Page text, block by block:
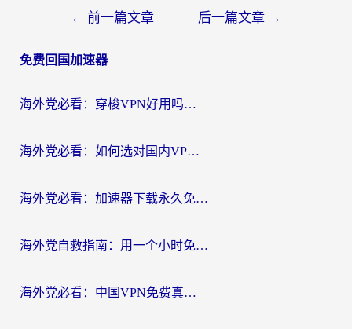
导
← 前一篇文章 后一篇文章 →
免费回国加速器
海外党必看：穿梭VPN好用吗？和云帆VPN对比哪个回国效果更好？附真实测评+避坑指南
海外党必看：如何选对国内VPN，实现无缝访问国内资源？
海外党必看：加速器下载永久免费版真的存在吗？教你无缝访问国内资源的正确姿势
海外党自救指南：用一个小时免费加速器，轻松打破国内资源访问壁垒？
海外党必看：中国VPN免费真的靠谱吗？手把手教你选对回国加速器